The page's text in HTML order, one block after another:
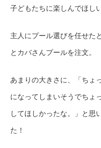
子どもたちに楽しんでほし
主人にプール選びを任せた
とカバさんプールを注文。
あまりの大きさに、「ちょ
になってしまいそうでちょ
してほしかったな。」と思
た！